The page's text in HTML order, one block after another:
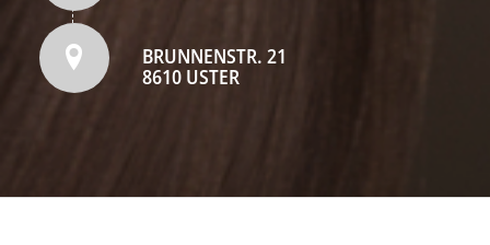
BRUNNENSTR. 21
8610 USTER